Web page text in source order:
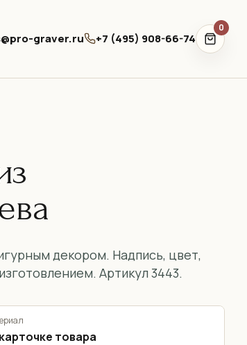
graver.ru +7 (495) 908-66-74
0
декором. Надпись, цвет,
Артикул 3443.
товара